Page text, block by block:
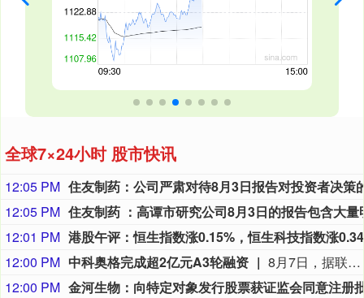
全球7×24小时 股市快讯
12:05 PM
12:05 PM
12:01 PM
12:00 PM 中科奥格完成超2亿元A3轮融资
8月7日，据联想创投消息，中国异种移植领域的企业成都中科奥格生物科技有限公司于2026年8月宣布完成超2亿元A3轮融资。本轮融资由中科创星领投，联想创投、牧原集团、威高血净、华立集团、华方资本、成都科创投跟投，老股东贝达基金、光合创投持续加注。凯乘资本担任独家财务顾问。本轮资金将主要用于异种移植产品的临床试验申报与推进、DPF级医用供体猪产能扩建、产业基地建设及新一代多基因编辑供体猪开发。
12:00 PM